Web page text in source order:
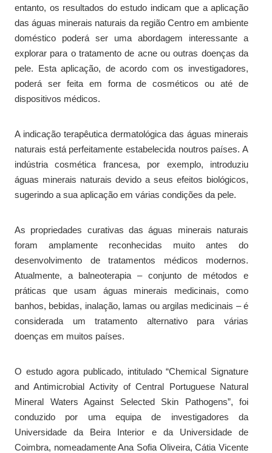
entanto, os resultados do estudo indicam que a aplicação
das águas minerais naturais da região Centro em ambiente
doméstico poderá ser uma abordagem interessante a
explorar para o tratamento de acne ou outras doenças da
pele. Esta aplicação, de acordo com os investigadores,
poderá ser feita em forma de cosméticos ou até de
dispositivos médicos.
A indicação terapêutica dermatológica das águas minerais
naturais está perfeitamente estabelecida noutros países. A
indústria cosmética francesa, por exemplo, introduziu
águas minerais naturais devido a seus efeitos biológicos,
sugerindo a sua aplicação em várias condições da pele.
As propriedades curativas das águas minerais naturais
foram amplamente reconhecidas muito antes do
desenvolvimento de tratamentos médicos modernos.
Atualmente, a balneoterapia – conjunto de métodos e
práticas que usam águas minerais medicinais, como
banhos, bebidas, inalação, lamas ou argilas medicinais – é
considerada um tratamento alternativo para várias
doenças em muitos países.
O estudo agora publicado, intitulado “Chemical Signature
and Antimicrobial Activity of Central Portuguese Natural
Mineral Waters Against Selected Skin Pathogens”, foi
conduzido por uma equipa de investigadores da
Universidade da Beira Interior e da Universidade de
Coimbra, nomeadamente Ana Sofia Oliveira, Cátia Vicente